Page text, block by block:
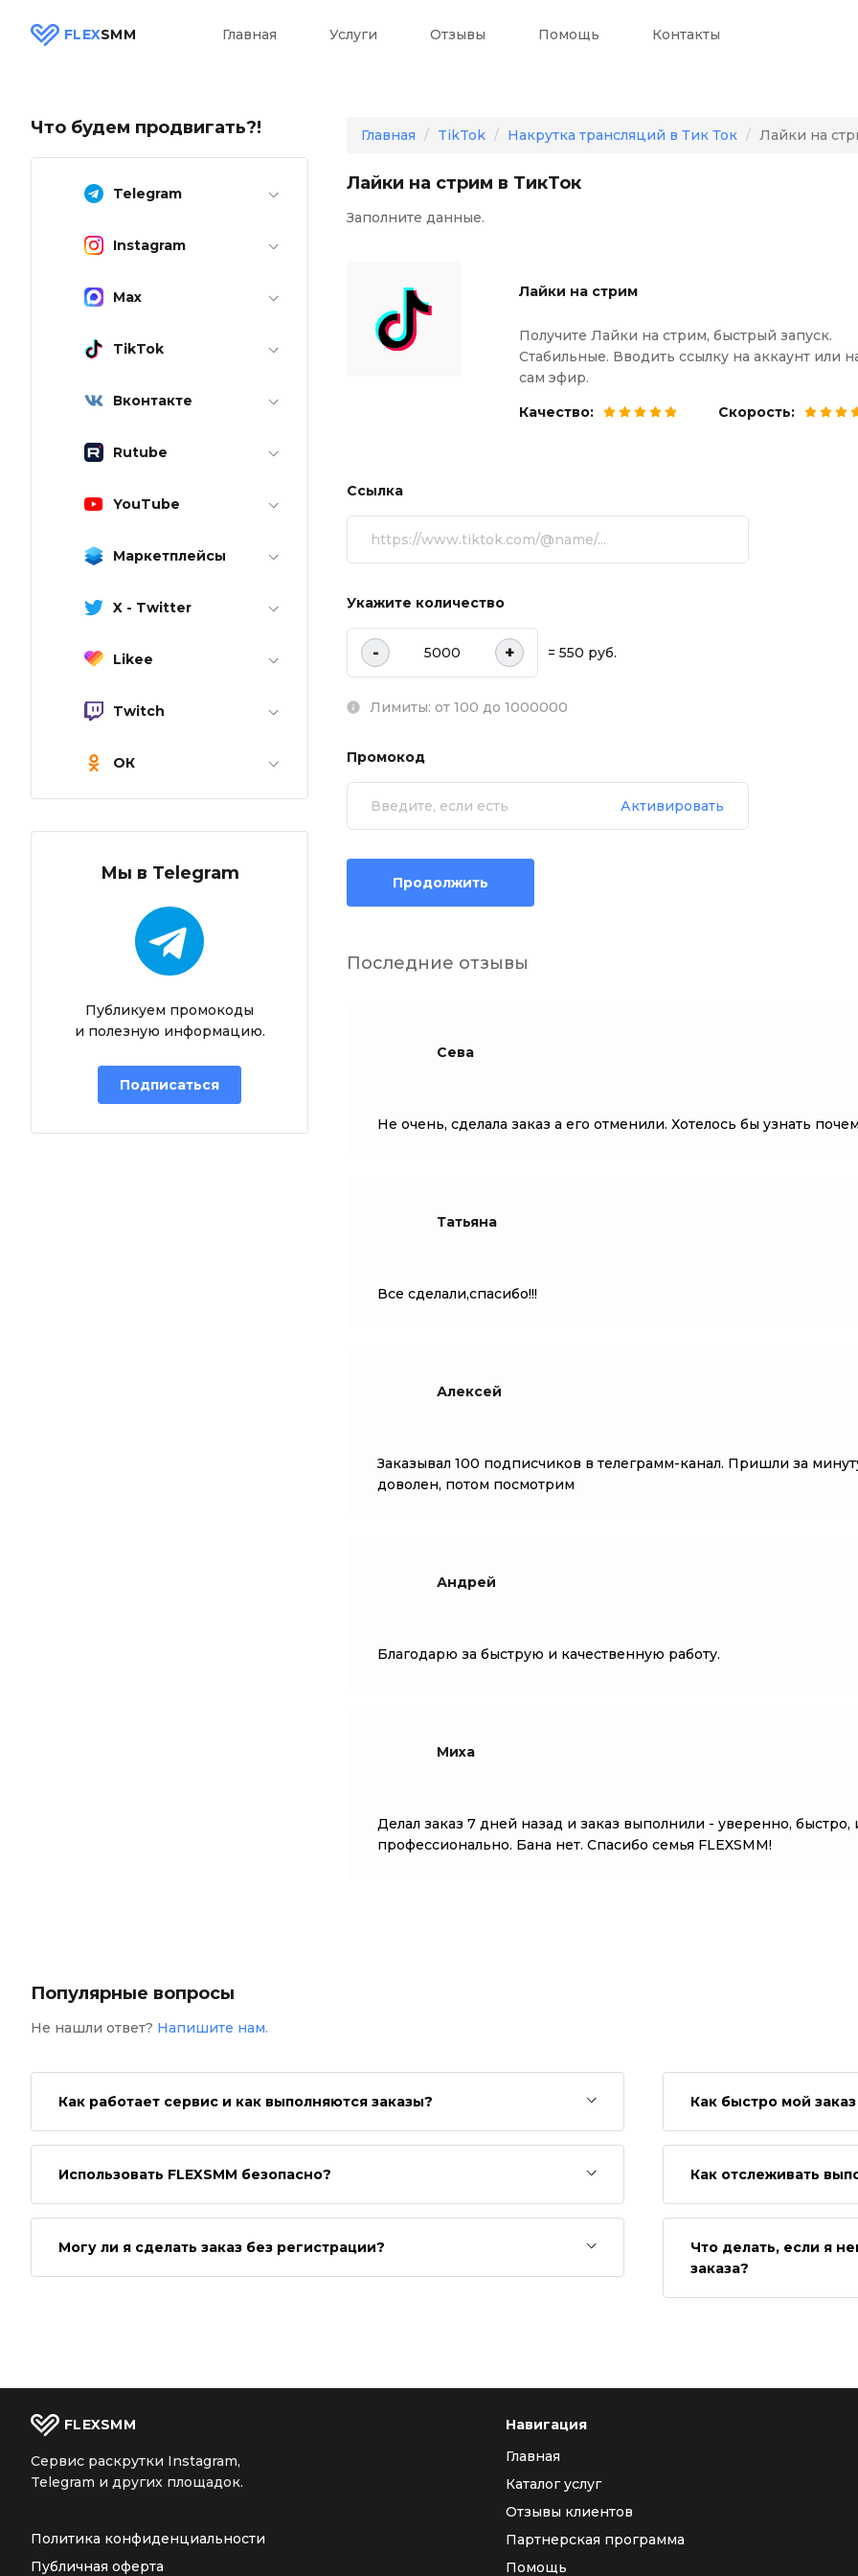
FLEXSMM Главная Услуги Отзывы Помощь Контакты
Что будем продвигать?!
Telegram
Instagram
Max
TikTok
Вконтакте
Rutube
YouTube
Маркетплейсы
X - Twitter
Likee
Twitch
ОК
Мы в Telegram
Публикуем промокоды
и полезную информацию.
Подписаться
Главная TikTok Накрутка трансляций в Тик Ток Лайки на
Лайки на стрим в ТикТок
Заполните данные.
Лайки на стрим
Получите Лайки на стрим, быстрый запуск.
Стабильные. Вводить ссылку на аккаунт или
сам эфир.
Качество:
Скорость:
Ссылка
Укажите количество
- + = 550 руб.
Лимиты: от 100 до 1000000
Промокод
Активировать
Продолжить
Последние отзывы
Сева
Не очень, сделала заказ а его отменили. Хотелось бы узнать
Татьяна
Все сделали,спасибо!!!
Алексей
Заказывал 100 подписчиков в телеграмм-канал. Пришли за
доволен, потом посмотрим
Андрей
Благодарю за быструю и качественную работу.
Миха
Делал заказ 7 дней назад и заказ выполнили - уверенно, быстро,
профессионально. Бана нет. Спасибо семья FLEXSMM!
Популярные вопросы
Не нашли ответ? Напишите нам.
Как работает сервис и как выполняются заказы? Как быстро мой
Использовать FLEXSMM безопасно? Как отслеживать
Могу ли я сделать заказ без регистрации?
Что делать, если я
заказа?
FLEXSMM
Сервис раскрутки Instagram,
Telegram и других площадок.
Политика конфиденциальности
Публичная оферта
Навигация
Главная
Каталог услуг
Отзывы клиентов
Партнерская программа
Помощь